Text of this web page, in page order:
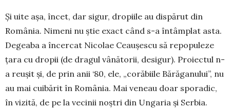
Și uite așa, încet, dar sigur, dropiile au dispărut din
România. Nimeni nu știe exact când s-a în­tâmplat asta.
Degeaba a încercat Nicolae Ceau­șes­cu să repopuleze
țara cu dropii (de dragul vânătorii, desigur). Proiectul n-
a reușit și, de prin anii ‘80, ele, „corăbiile Bărăganului”, nu
au mai cuibărit în România. Mai veneau doar sporadic,
în vizită, de pe la vecinii noștri din Ungaria și Serbia.